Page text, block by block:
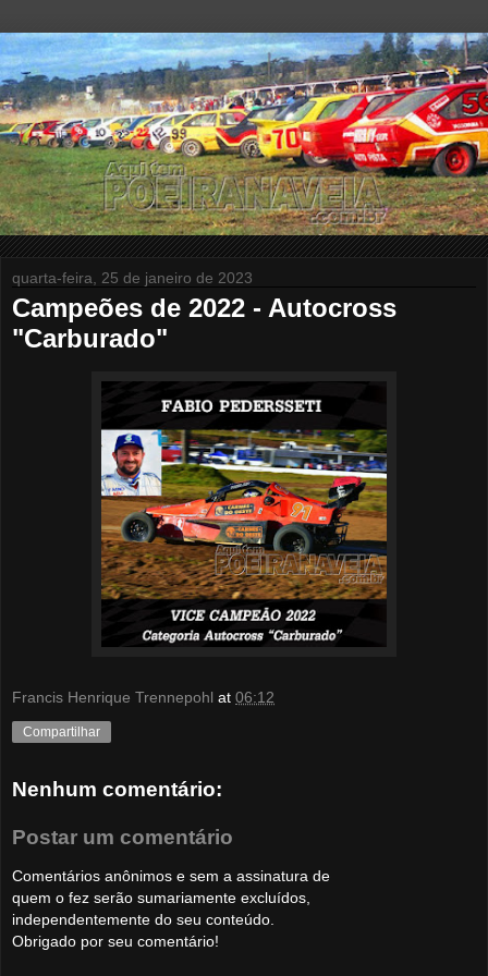
quarta-feira, 25 de janeiro de 2023
Campeões de 2022 - Autocross
"Carburado"
Francis Henrique Trennepohl at 06:12
Compartilhar
Nenhum comentário:
Postar um comentário
Comentários anônimos e sem a assinatura de
quem o fez serão sumariamente excluídos,
independentemente do seu conteúdo.
Obrigado por seu comentário!